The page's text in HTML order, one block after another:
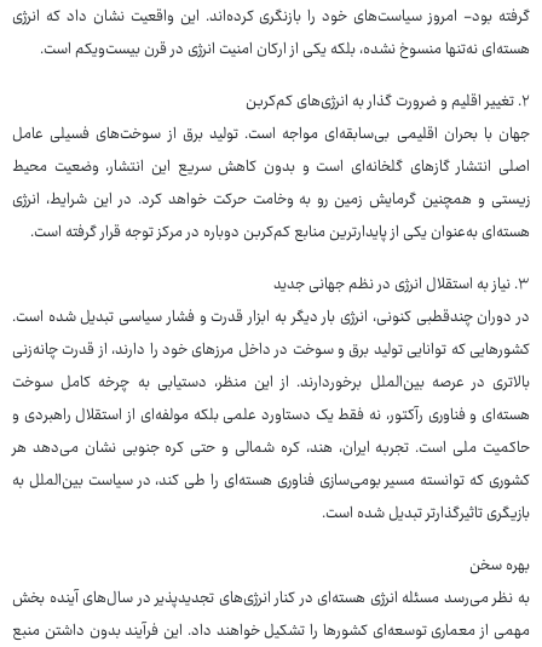
گرفته بود- امروز سیاست‌های خود را بازنگری کرده‌اند. این واقعیت نشان داد که انرژی
هسته‌ای نه‌تنها منسوخ نشده، بلکه یکی از ارکان امنیت انرژی در قرن بیست‌ویکم است.
۲. تغییر اقلیم و ضرورت گذار به انرژی‌های کم‌کربن
جهان با بحران اقلیمی بی‌سابقه‌ای مواجه است. تولید برق از سوخت‌های فسیلی عامل
اصلی انتشار گازهای گلخانه‌ای است و بدون کاهش سریع این انتشار، وضعیت محیط
زیستی و همچنین گرمایش زمین رو به وخامت حرکت خواهد کرد. در این شرایط، انرژی
هسته‌ای به‌عنوان یکی از پایدارترین منابع کم‌کربن دوباره در مرکز توجه قرار گرفته است.
۳. نیاز به استقلال انرژی در نظم جهانی جدید
در دوران چندقطبی کنونی، انرژی بار دیگر به ابزار قدرت و فشار سیاسی تبدیل شده است.
کشورهایی که توانایی تولید برق و سوخت در داخل مرزهای خود را دارند، از قدرت چانه‌زنی
بالاتری در عرصه بین‌الملل برخوردارند. از این منظر، دستیابی به چرخه‌ کامل سوخت
هسته‌ای و فناوری رآکتور، نه فقط یک دستاورد علمی بلکه مولفه‌ای از استقلال راهبردی و
حاکمیت ملی است. تجربه ایران، هند، کره شمالی و حتی کره جنوبی نشان می‌دهد هر
کشوری که توانسته مسیر بومی‌سازی فناوری هسته‌ای را طی کند، در سیاست بین‌الملل به
بازیگری تاثیرگذارتر تبدیل شده است.
بهره سخن
به نظر می‌رسد مسئله انرژی هسته‌ای در کنار انرژی‌های تجدیدپذیر در سال‌های آینده بخش
مهمی از معماری توسعه‌ای کشورها را تشکیل خواهند داد. این فرآیند بدون داشتن منبع